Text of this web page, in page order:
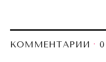
КОММЕНТАРИИ · 0